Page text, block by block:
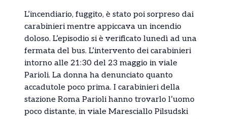
L’incendiario, fuggito, è stato poi sorpreso dai
carabinieri mentre appiccava un incendio
doloso. L’episodio si è verificato lunedì ad una
fermata del bus. L’intervento dei carabinieri
intorno alle 21:30 del 23 maggio in viale
Parioli. La donna ha denunciato quanto
accadutole poco prima. I carabinieri della
stazione Roma Parioli hanno trovarlo l’uomo
poco distante, in viale Maresciallo Pilsudski